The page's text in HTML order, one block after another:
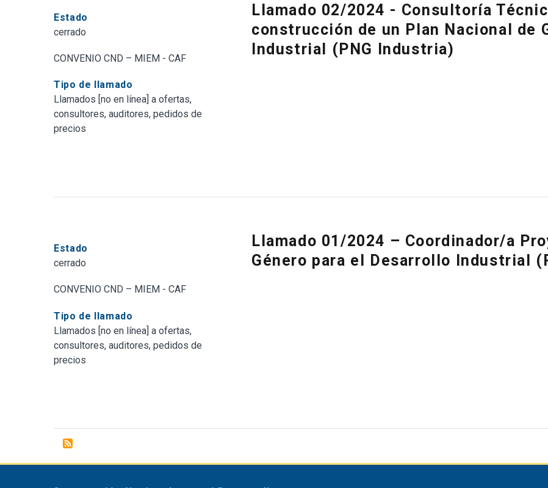
Estado
cerrado
CONVENIO CND – MIEM - CAF
Tipo de llamado
Llamados [no en línea] a ofertas,
consultores, auditores, pedidos de
precios
Llamado 02/2024 - Consultoría
construcción de un Plan Nacional de
Industrial (PNG Industria)
Estado
cerrado
CONVENIO CND – MIEM - CAF
Tipo de llamado
Llamados [no en línea] a ofertas,
consultores, auditores, pedidos de
precios
Llamado 01/2024 – Coordinador/a
Género para el Desarrollo Industrial